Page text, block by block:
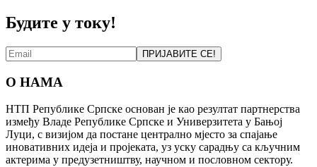
Будите у току!
ПРИЈАВИТЕ СЕ!
О НАМА
НТП Републике Српске основан је као резултат партнерства
између Владе Републике Српске и Универзитета у Бањој
Луци, с визијом да постане централно мјесто за спајање
иновативних идеја и пројеката, уз уску сарадњу са кључним
актерима у предузетништву, научном и пословном сектору.